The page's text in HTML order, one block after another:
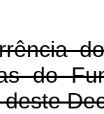
do